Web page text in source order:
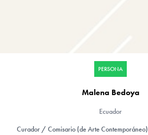
PERSONA
Malena Bedoya
Ecuador
Curador / Comisario (de Arte Contemporáneo)